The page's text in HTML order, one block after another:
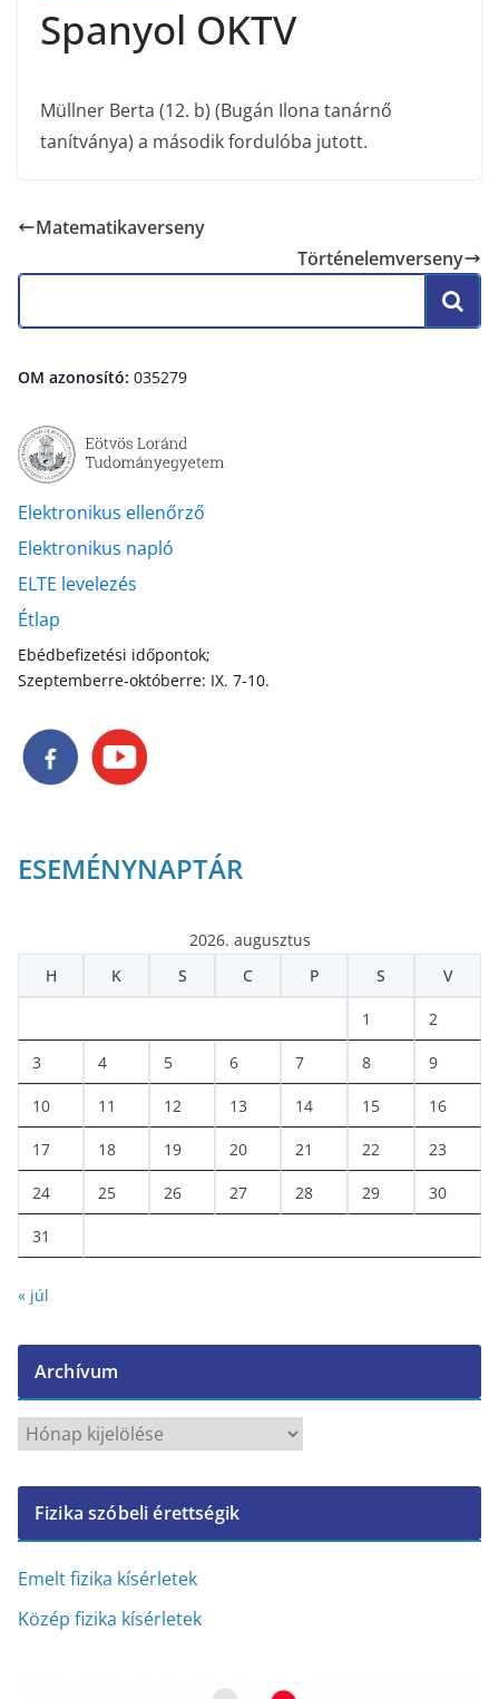
Spanyol OKTV
Müllner Berta (12. b) (Bugán Ilona tanárnő
tanítványa) a második fordulóba jutott.
Matematikaverseny
Történelemverseny
OM azonosító: 035279
Elektronikus ellenőrző
Elektronikus napló
ELTE levelezés
Étlap
Ebédbefizetési időpontok;
Szeptemberre-októberre: IX. 7-10.
ESEMÉNYNAPTÁR
2026. augusztus
H
K S C P S V
1 2
3 4 5 6 7 8 9
10 11 12 13 14 15 16
17 18 19 20 21 22 23
24 25 26 27 28 29 30
31
« júl
Archívum
r
c
í
v
m
Fizika szóbeli érettségik
Emelt fizika kísérletek
Közép fizika kísérletek